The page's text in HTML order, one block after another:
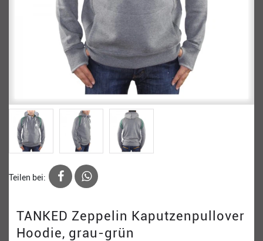
Teilen bei:
TANKED Zeppelin Kaputzenpullover
Hoodie, grau-grün